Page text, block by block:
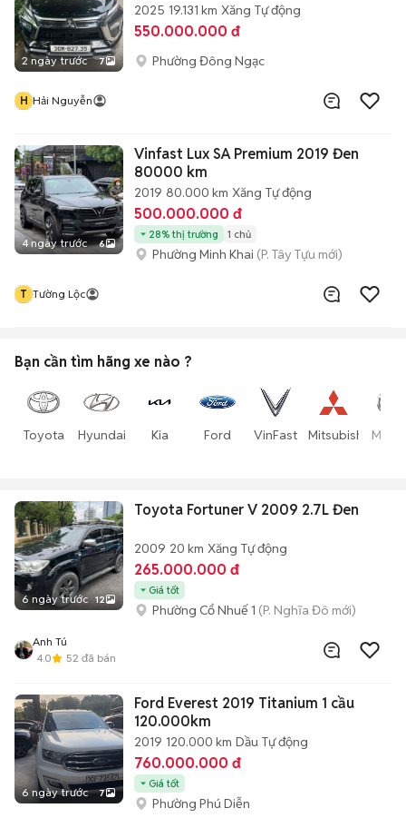
2 ngày trước 7
2025 19.131 km Xăng Tự động
550.000.000 đ
Phường Đông Ngạc
H Hải Nguyễn
4 ngày trước 6
Vinfast Lux SA Premium 2019 Đen
80000 km
2019 80.000 km Xăng Tự động
500.000.000 đ
28% thị trường 1 chủ
Phường Minh Khai (P. Tây Tựu mới)
T Tường Lộc
Bạn cần tìm hãng xe nào ?
Toyota Hyundai Kia Ford VinFast Mitsubishi
6 ngày trước 12
Toyota Fortuner V 2009 2.7L Đen
2009 20 km Xăng Tự động
265.000.000 đ
Giá tốt
Phường Cổ Nhuế 1 (P. Nghĩa Đô mới)
Anh Tú
4.0
52 đã bán
6 ngày trước 7
Ford Everest 2019 Titanium 1 cầu
120.000km
2019 120.000 km Dầu Tự động
760.000.000 đ
Giá tốt
Phường Phú Diễn